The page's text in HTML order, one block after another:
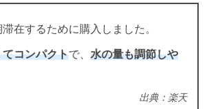
在するために購入しました。
てコンパクトで、 水の量も調節しや
出典：楽天